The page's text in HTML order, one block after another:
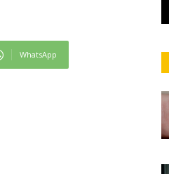
WhatsApp